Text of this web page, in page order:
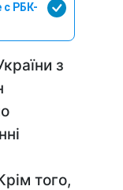
с РБК-
з
того,